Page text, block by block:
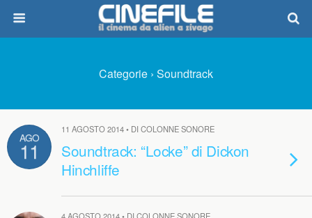
Categorie › Soundtrack
AGO
11
11 AGOSTO 2014 • DI COLONNE SONORE
Soundtrack: “Locke” di Dickon
Hinchliffe